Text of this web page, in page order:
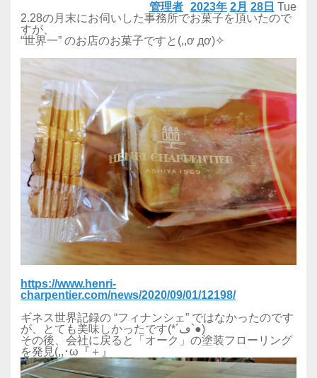
2023年 2月 28日 Tue
管理者
2.28の月末にお伺いした事務所でお菓子を頂いたので
すが、
“世界一” のお店のお菓子ですと(,,ơ дơ)✧
https://www.henri-
charpentier.com/news/2020/09/01/12198/
ギネス世界記録の “フィナンシェ” ではなかったのです
が、とても美味しかったです(*´ڡ`●)
その後、会社に戻ると「オーク」の塗装フローリング
を発見(,,･ω『＋』ゞ